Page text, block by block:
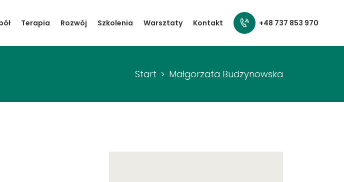
Terapia Rozwój Szkolenia Warsztaty Kontakt +48 737 853 970
Start Małgorzata Budzynowska